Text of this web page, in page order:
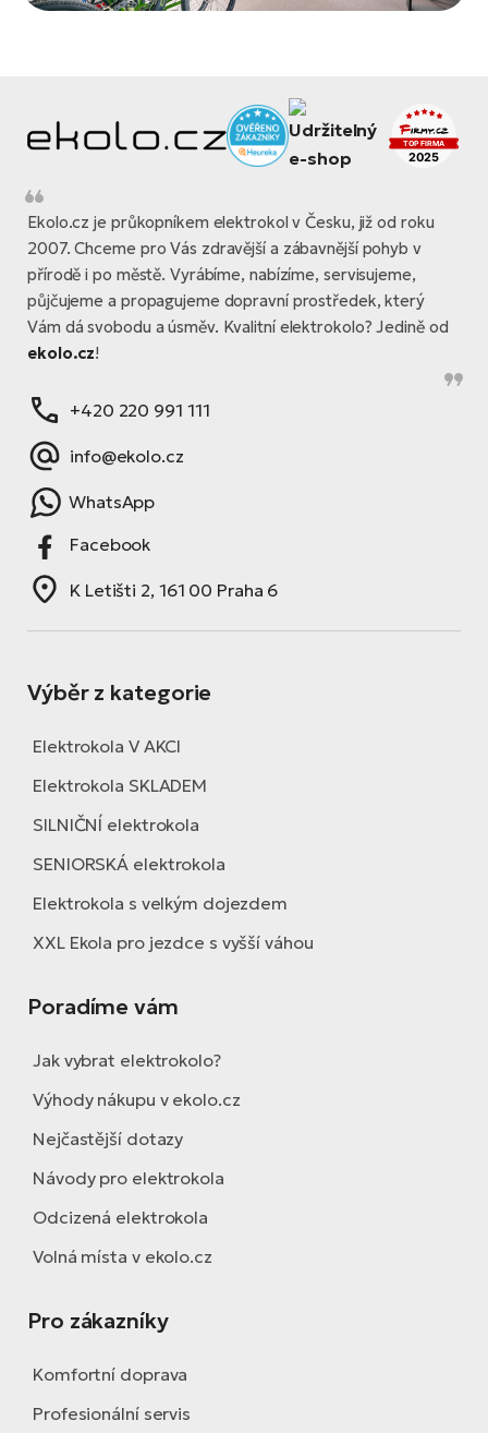
Ekolo.cz je průkopníkem elektrokol v Česku, již od roku
2007. Chceme pro Vás zdravější a zábavnější pohyb v
přírodě i po městě. Vyrábíme, nabízíme, servisujeme,
půjčujeme a propagujeme dopravní prostředek, který
Vám dá svobodu a úsměv. Kvalitní elektrokolo? Jedině od
ekolo.cz!
+420 220 991 111
info@ekolo.cz
WhatsApp
Facebook
K Letišti 2, 161 00 Praha 6
Výběr z kategorie
Elektrokola V AKCI
Elektrokola SKLADEM
SILNIČNÍ elektrokola
SENIORSKÁ elektrokola
Elektrokola s velkým dojezdem
XXL Ekola pro jezdce s vyšší váhou
Poradíme vám
Jak vybrat elektrokolo?
Výhody nákupu v ekolo.cz
Nejčastější dotazy
Návody pro elektrokola
Odcizená elektrokola
Volná místa v ekolo.cz
Pro zákazníky
Komfortní doprava
Profesionální servis